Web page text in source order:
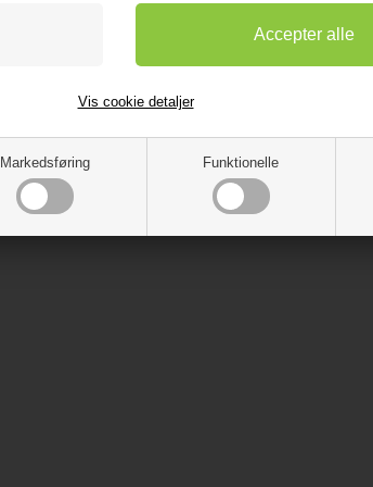
Markedsføring Funktionelle
Vis cookie detaljer